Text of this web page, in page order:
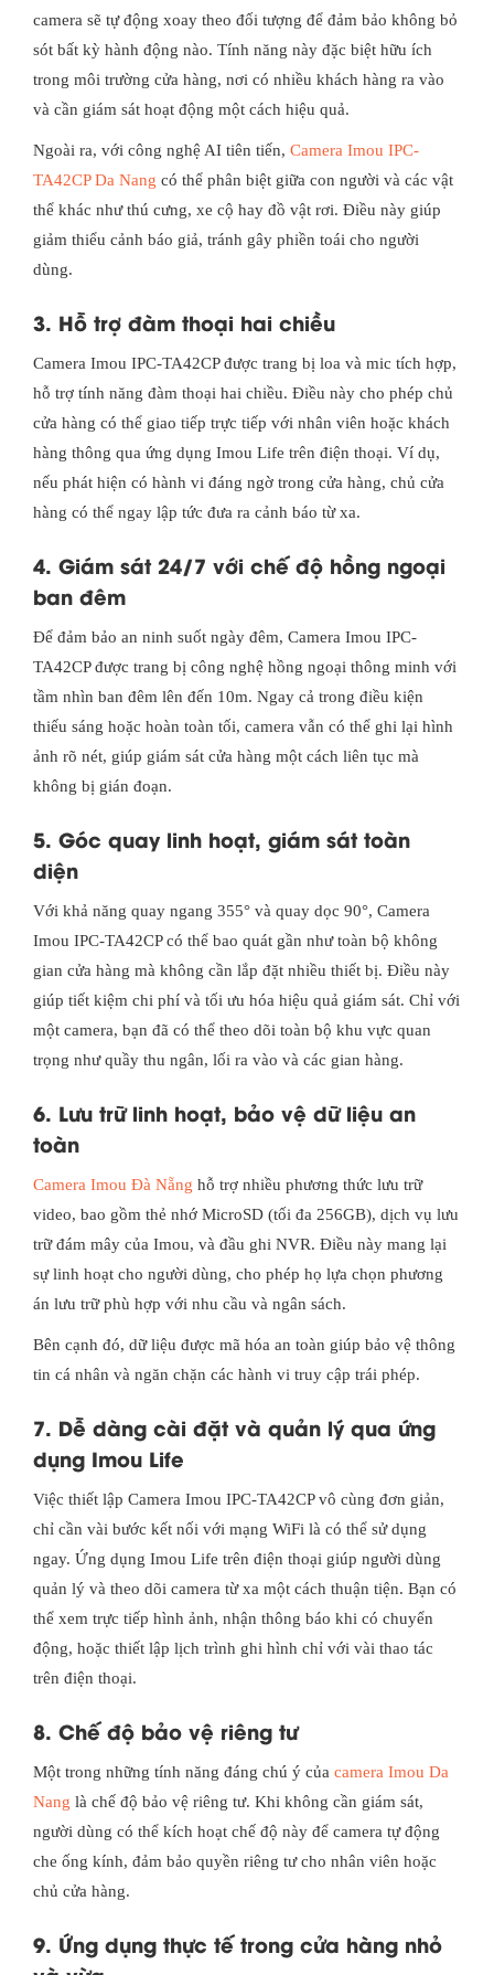
camera sẽ tự động xoay theo đối tượng để đảm bảo không bỏ
sót bất kỳ hành động nào. Tính năng này đặc biệt hữu ích
trong môi trường cửa hàng, nơi có nhiều khách hàng ra vào
và cần giám sát hoạt động một cách hiệu quả.
Ngoài ra, với công nghệ AI tiên tiến, Camera Imou IPC-
TA42CP Da Nang có thể phân biệt giữa con người và các vật
thể khác như thú cưng, xe cộ hay đồ vật rơi. Điều này giúp
giảm thiểu cảnh báo giả, tránh gây phiền toái cho người
dùng.
3. Hỗ trợ đàm thoại hai chiều
Camera Imou IPC-TA42CP được trang bị loa và mic tích hợp,
hỗ trợ tính năng đàm thoại hai chiều. Điều này cho phép chủ
cửa hàng có thể giao tiếp trực tiếp với nhân viên hoặc khách
hàng thông qua ứng dụng Imou Life trên điện thoại. Ví dụ,
nếu phát hiện có hành vi đáng ngờ trong cửa hàng, chủ cửa
hàng có thể ngay lập tức đưa ra cảnh báo từ xa.
4. Giám sát 24/7 với chế độ hồng ngoại
ban đêm
Để đảm bảo an ninh suốt ngày đêm, Camera Imou IPC-
TA42CP được trang bị công nghệ hồng ngoại thông minh với
tầm nhìn ban đêm lên đến 10m. Ngay cả trong điều kiện
thiếu sáng hoặc hoàn toàn tối, camera vẫn có thể ghi lại hình
ảnh rõ nét, giúp giám sát cửa hàng một cách liên tục mà
không bị gián đoạn.
5. Góc quay linh hoạt, giám sát toàn
diện
Với khả năng quay ngang 355° và quay dọc 90°, Camera
Imou IPC-TA42CP có thể bao quát gần như toàn bộ không
gian cửa hàng mà không cần lắp đặt nhiều thiết bị. Điều này
giúp tiết kiệm chi phí và tối ưu hóa hiệu quả giám sát. Chỉ với
một camera, bạn đã có thể theo dõi toàn bộ khu vực quan
trọng như quầy thu ngân, lối ra vào và các gian hàng.
6. Lưu trữ linh hoạt, bảo vệ dữ liệu an
toàn
Camera Imou Đà Nẵng hỗ trợ nhiều phương thức lưu trữ
video, bao gồm thẻ nhớ MicroSD (tối đa 256GB), dịch vụ lưu
trữ đám mây của Imou, và đầu ghi NVR. Điều này mang lại
sự linh hoạt cho người dùng, cho phép họ lựa chọn phương
án lưu trữ phù hợp với nhu cầu và ngân sách.
Bên cạnh đó, dữ liệu được mã hóa an toàn giúp bảo vệ thông
tin cá nhân và ngăn chặn các hành vi truy cập trái phép.
7. Dễ dàng cài đặt và quản lý qua ứng
dụng Imou Life
Việc thiết lập Camera Imou IPC-TA42CP vô cùng đơn giản,
chỉ cần vài bước kết nối với mạng WiFi là có thể sử dụng
ngay. Ứng dụng Imou Life trên điện thoại giúp người dùng
quản lý và theo dõi camera từ xa một cách thuận tiện. Bạn có
thể xem trực tiếp hình ảnh, nhận thông báo khi có chuyển
động, hoặc thiết lập lịch trình ghi hình chỉ với vài thao tác
trên điện thoại.
8. Chế độ bảo vệ riêng tư
Một trong những tính năng đáng chú ý của camera Imou Da
Nang là chế độ bảo vệ riêng tư. Khi không cần giám sát,
người dùng có thể kích hoạt chế độ này để camera tự động
che ống kính, đảm bảo quyền riêng tư cho nhân viên hoặc
chủ cửa hàng.
9. Ứng dụng thực tế trong cửa hàng nhỏ